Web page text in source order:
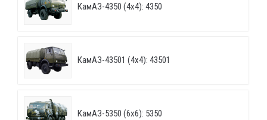
КамАЗ-4350 (4х4): 4350
КамАЗ-43501 (4х4): 43501
КамАЗ-5350 (6х6): 5350